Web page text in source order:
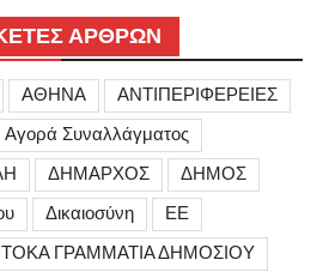
ΑΡΘΡΩΝ
ΑΘΗΝΑ
ΑΝΤΙΠΕΡΙΦΕΡΕΙΕΣ
Αγορά Συναλλάγματος
ΔΗΜΑΡΧΟΣ
ΔΗΜΟΣ
Δικαιοσύνη
ΕΕ
ΓΡΑΜΜΑΤΙΑ ΔΗΜΟΣΙΟΥ